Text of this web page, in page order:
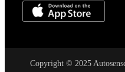
Copyright © 2025